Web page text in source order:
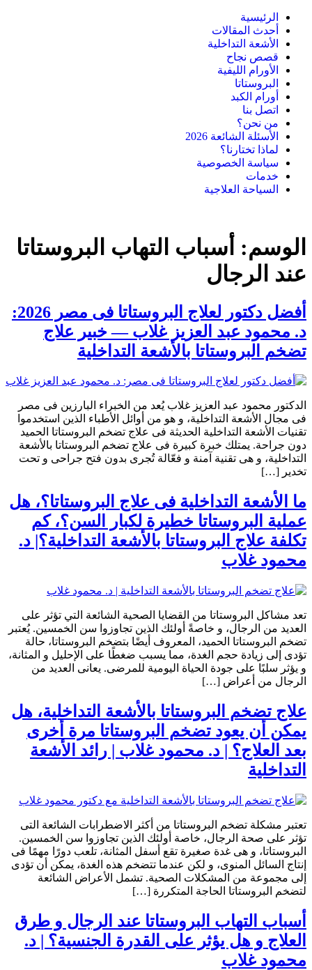
الرئيسية
أحدث المقالات
الأشعة التداخلية
قصص نجاح
الأورام الليفية
البروستاتا
أورام الكبد
اتصل بنا
من نحن؟
الأسئلة الشائعة 2026
لماذا تختارنا؟
سياسة الخصوصية
خدمات
السياحة العلاجية
الوسم: أسباب التهاب البروستاتا
عند الرجال
أفضل دكتور لعلاج البروستاتا فى مصر 2026:
د. محمود عبد العزيز غلاب — خبير علاج
تضخم البروستاتا بالأشعة التداخلية
الدكتور محمود عبد العزيز غلاب يُعد من الخبراء البارزين فى مصر
فى مجال الأشعة التداخلية، و هو من أوائل الأطباء الذين استخدموا
تقنيات الأشعة التداخلية الحديثة فى علاج تضخم البروستاتا الحميد
دون جراحة. يمتلك خبرة كبيرة فى علاج تضخم البروستاتا بالأشعة
التداخلية، و هى تقنية آمنة و فعّالة تُجرى بدون فتح جراحى و تحت
تخدير […]
ما الأشعة التداخلية فى علاج البروستاتا؟، هل
عملية البروستاتا خطيرة لكبار السن؟، كم
تكلفة علاج البروستاتا بالأشعة التداخلية؟| د.
محمود غلاب
تعد مشاكل البروستاتا من القضايا الصحية الشائعة التي تؤثر على
العديد من الرجال، و خاصةً أولئك الذين تجاوزوا سن الخمسين. يُعتبر
تضخم البروستاتا الحميد، المعروف أيضًا بتضخم البروستاتا، حالة
تؤدى إلى زيادة حجم الغدة، مما يسبب ضغطًا على الإحليل و المثانة،
و يؤثر سلبًا على جودة الحياة اليومية للمرضى. يعانى العديد من
الرجال من أعراض […]
علاج تضخم البروستاتا بالأشعة التداخلية، هل
يمكن أن يعود تضخم البروستاتا مرة أخرى
بعد العلاج؟ | د. محمود غلاب | رائد الأشعة
التداخلية
تعتبر مشكلة تضخم البروستاتا من أكثر الاضطرابات الشائعة التى
تؤثر على صحة الرجال، خاصة أولئك الذين تجاوزوا سن الخمسين.
البروستاتا، و هى غدة صغيرة تقع أسفل المثانة، تلعب دورًا مهمًا فى
إنتاج السائل المنوى، و لكن عندما تتضخم هذه الغدة، يمكن أن تؤدى
إلى مجموعة من المشكلات الصحية. تشمل الأعراض الشائعة
لتضخم البروستاتا الحاجة المتكررة […]
أسباب التهاب البروستاتا عند الرجال و طرق
العلاج و هل يؤثر على القدرة الجنسية؟ | د.
محمود غلاب